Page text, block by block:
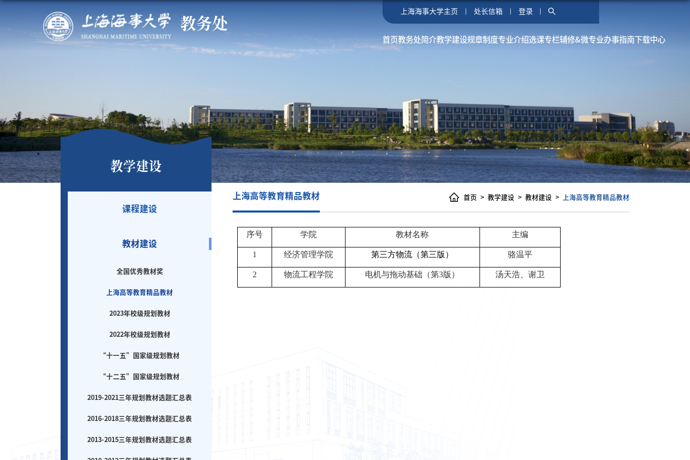
教务处 上海海事大学主页 处长信箱 登录
首页教务处简介教学建设规章制度专业介绍选课专栏辅修&微专业办事指南下载中心
教学建设
课程建设
教材建设
全国优秀教材奖
上海高等教育精品教材
2023年校级规划教材
2022年校级规划教材
“十一五”国家级规划教材
“十二五”国家级规划教材
2019-2021三年规划教材选题汇总表
2016-2018三年规划教材选题汇总表
2013-2015三年规划教材选题汇总表
首页 教学建设 教材建设 上海高等教育精品教材
上海高等教育精品教材
序号 学院 教材名称 主编
1 经济管理学院 第三方物流（第三版） 骆温平
2 物流工程学院 电机与拖动基础（第3版） 汤天浩、谢卫